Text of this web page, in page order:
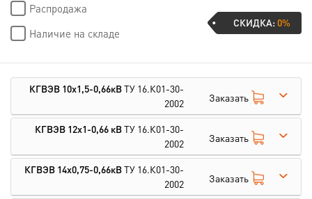
Распродажа
Наличие на складе
СКИДКА:0%
КГВЭВ 10х1,5-0,66кВТУ 16.К01-30-
2002
Заказать
КГВЭВ 12х1-0,66 кВТУ 16.К01-30-
2002
Заказать
КГВЭВ 14х0,75-0,66кВТУ 16.К01-30-
2002
Заказать